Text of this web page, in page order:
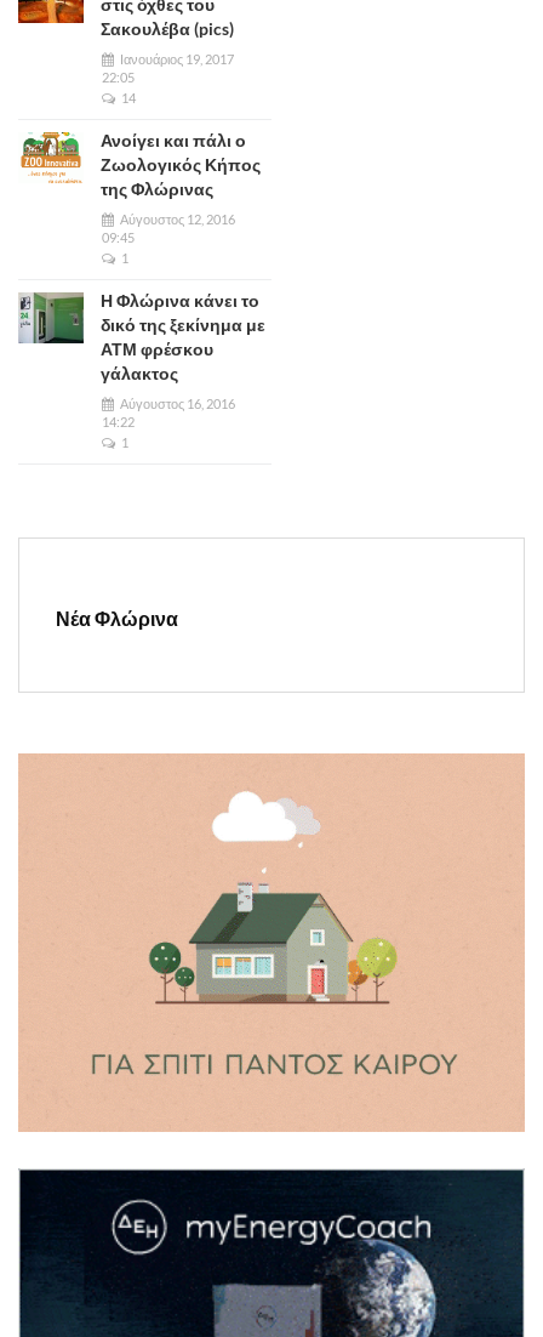
Σακουλέβα (pics)
Ιανουάριος 19, 2017
22:05
14
Ανοίγει και πάλι ο
Ζωολογικός Κήπος
της Φλώρινας
Αύγουστος 12, 2016
09:45
1
Η Φλώρινα κάνει το
δικό της ξεκίνημα με
ΑΤΜ φρέσκου
γάλακτος
Αύγουστος 16, 2016
14:22
1
Νέα Φλώρινα